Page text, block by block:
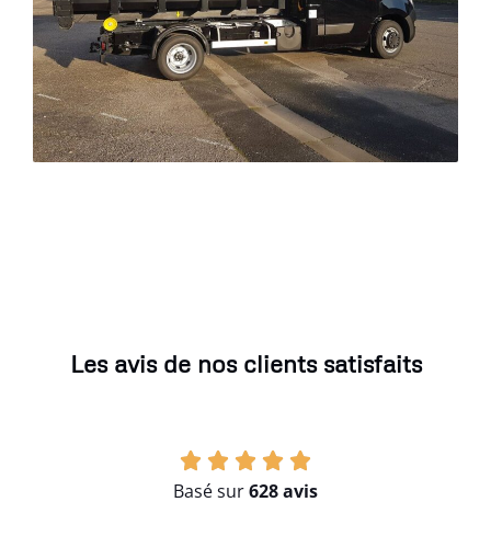
Les avis de nos clients satisfaits
Basé sur628 avis